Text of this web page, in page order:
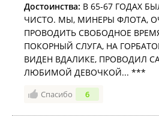
Достоинства: В 65-67 ГОДАХ
ЧИСТО. МЫ, МИНЕРЫ ФЛОТА,
ПРОВОДИТЬ СВОБОДНОЕ
ПОКОРНЫЙ СЛУГА, НА
ВИДЕН ВДАЛИКЕ, ПРОВОДИЛ
ЛЮБИМОЙ ДЕВОЧКОЙ... ***
Спасибо 6